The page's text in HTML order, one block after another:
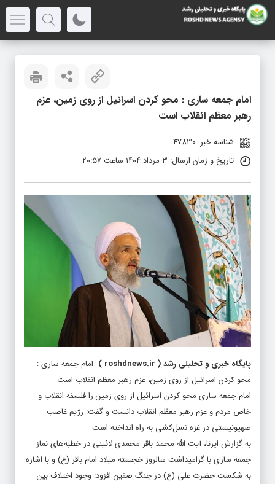
امام جمعه ساری : محو کردن اسرائیل از روی زمین، عزم
رهبر معظم انقلاب است
شناسه خبر: 47830
تاریخ و زمان ارسال: ۳ مرداد ۱۴۰۴ ساعت ۲۰:۵۷
پایگاه خبری و تحلیلی رشد(
roshdnews.ir
) امام جمعه ساری :
محو کردن اسرائیل از روی زمین، عزم رهبر معظم انقلاب است
امام جمعه ساری محو کردن اسرائیل از روی زمین را فلسفه انقلاب و
خاص مردم و عزم رهبر معظم انقلاب دانست و گفت: رژیم غاصب
صهیونیستی در غزه نسل‌کشی به راه انداخته است
به گزارش ایرنا، آیت الله محمد باقر محمدی لائینی در خطبه‌های نماز
جمعه ساری با گرامیداشت سالروز خجسته میلاد امام باقر (ع) و با اشاره
به شکست حضرت علی (ع) در جنگ صفین افزود: وجود اختلاف بین